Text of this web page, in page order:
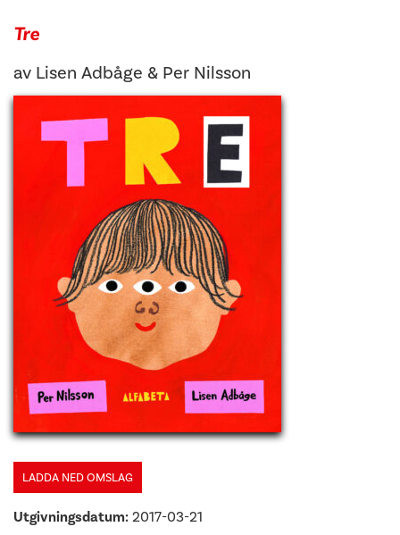
Tre
av Lisen Adbåge & Per Nilsson
LADDA NED OMSLAG
Utgivningsdatum: 2017-03-21